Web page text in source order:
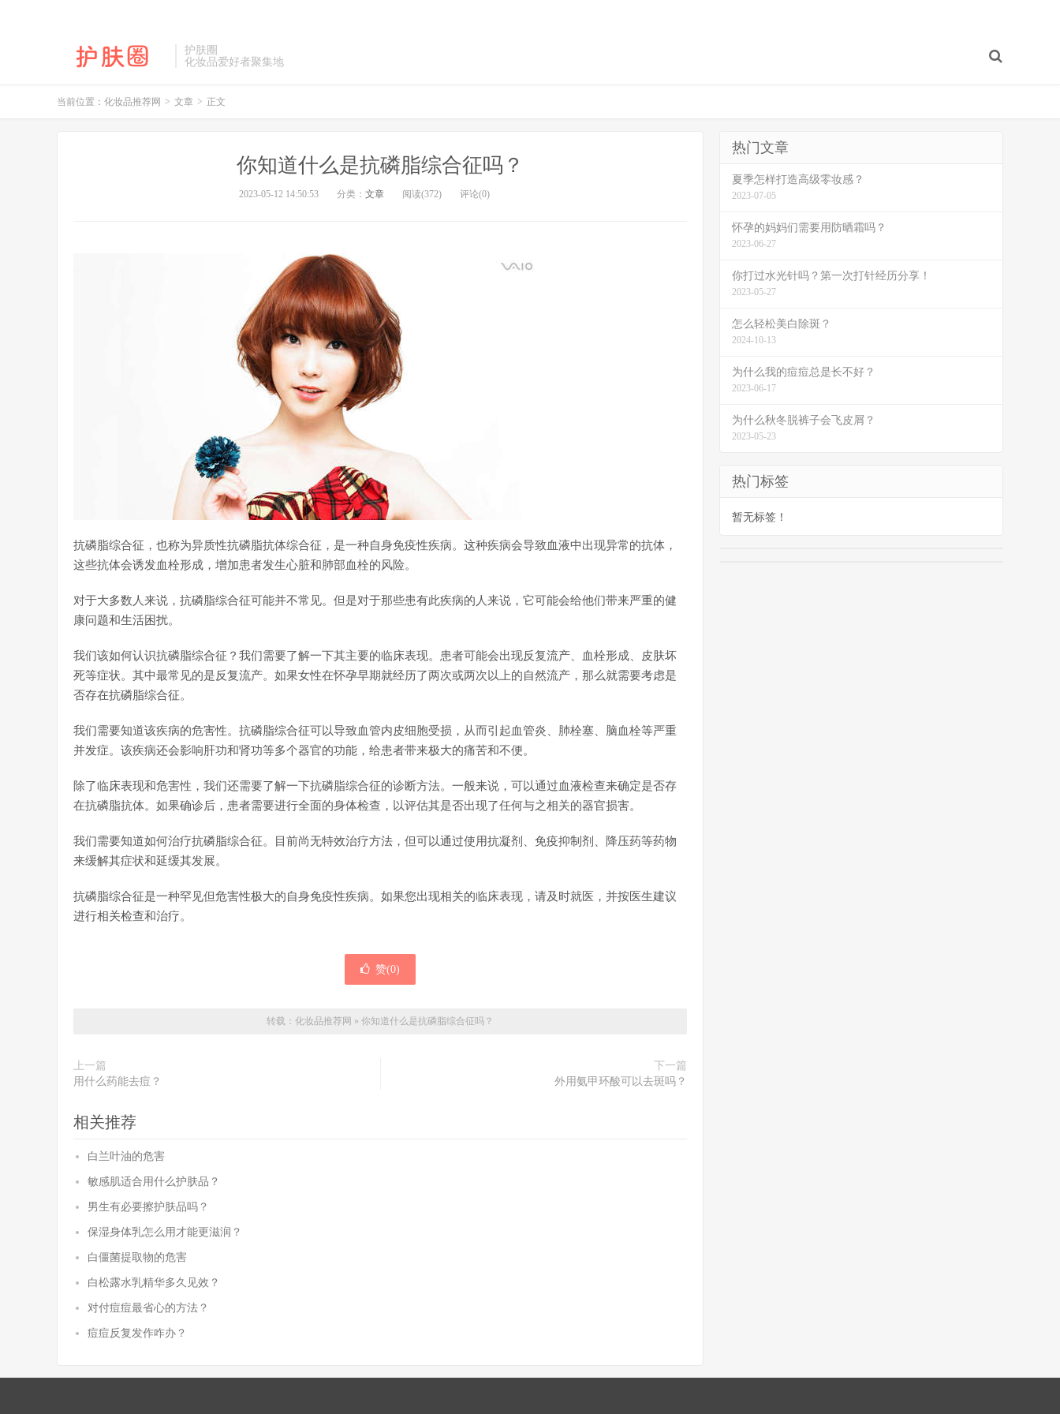
护肤圈
化妆品爱好者聚集地
当前位置： 化妆品推荐网 > 文章 > 正文
你知道什么是抗磷脂综合征吗？
2023-05-12 14:50:53 分类： 文章 阅读(372) 评论(0)
抗磷脂综合征，也称为异质性抗磷脂抗体综合征，是一种自身免疫性疾病。这种疾病会导致血液中出现异常的抗体，
这些抗体会诱发血栓形成，增加患者发生心脏和肺部血栓的风险。
对于大多数人来说，抗磷脂综合征可能并不常见。但是对于那些患有此疾病的人来说，它可能会给他们带来严重的健
康问题和生活困扰。
我们该如何认识抗磷脂综合征？我们需要了解一下其主要的临床表现。患者可能会出现反复流产、血栓形成、皮肤坏
死等症状。其中最常见的是反复流产。如果女性在怀孕早期就经历了两次或两次以上的自然流产，那么就需要考虑是
否存在抗磷脂综合征。
我们需要知道该疾病的危害性。抗磷脂综合征可以导致血管内皮细胞受损，从而引起血管炎、肺栓塞、脑血栓等严重
并发症。该疾病还会影响肝功和肾功等多个器官的功能，给患者带来极大的痛苦和不便。
除了临床表现和危害性，我们还需要了解一下抗磷脂综合征的诊断方法。一般来说，可以通过血液检查来确定是否存
在抗磷脂抗体。如果确诊后，患者需要进行全面的身体检查，以评估其是否出现了任何与之相关的器官损害。
我们需要知道如何治疗抗磷脂综合征。目前尚无特效治疗方法，但可以通过使用抗凝剂、免疫抑制剂、降压药等药物
来缓解其症状和延缓其发展。
抗磷脂综合征是一种罕见但危害性极大的自身免疫性疾病。如果您出现相关的临床表现，请及时就医，并按医生建议
进行相关检查和治疗。
赞(0)
转载： 化妆品推荐网 » 你知道什么是抗磷脂综合征吗？
上一篇
用什么药能去痘？
下一篇
外用氨甲环酸可以去斑吗？
相关推荐
白兰叶油的危害
敏感肌适合用什么护肤品？
男生有必要擦护肤品吗？
保湿身体乳怎么用才能更滋润？
白僵菌提取物的危害
白松露水乳精华多久见效？
对付痘痘最省心的方法？
痘痘反复发作咋办？
热门文章
夏季怎样打造高级零妆感？
2023-07-05
怀孕的妈妈们需要用防晒霜吗？
2023-06-27
你打过水光针吗？第一次打针经历分享！
2023-05-27
怎么轻松美白除斑？
2024-10-13
为什么我的痘痘总是长不好？
2023-06-17
为什么秋冬脱裤子会飞皮屑？
2023-05-23
热门标签
暂无标签！